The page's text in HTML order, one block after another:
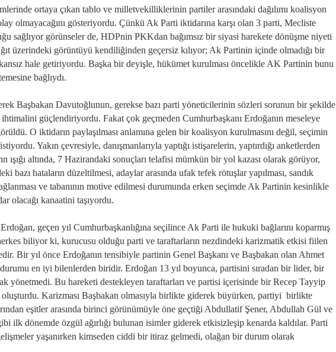
ortaya çıkan tablo ve milletvekilliklerinin partiler arasındaki dağılımı koalisyon
olmayacağını gösteriyordu. Çünkü Ak Parti iktidarına karşı olan 3 parti, Mecliste
sağlıyor görünseler de, HDPnin PKKdan bağımsız bir siyasi harekete dönüşme niyeti
üzerindeki görüntüyü kendiliğinden geçersiz kılıyor; Ak Partinin içinde olmadığı bir
hale getiriyordu. Başka bir deyişle, hükümet kurulması öncelikle AK Partinin bunu
bağlıydı.
Başbakan Davutoğlunun, gerekse bazı parti yöneticilerinin sözleri sorunun bir şekilde
güçlendiriyordu. Fakat çok geçmeden Cumhurbaşkanı Erdoğanın meseleye
O iktidarın paylaşılması anlamına gelen bir koalisyon kurulmasını değil, seçimin
Yakın çevresiyle, danışmanlarıyla yaptığı istişarelerin, yaptırdığı anketlerden
ışığı altında, 7 Hazirandaki sonuçları telafisi mümkün bir yol kazası olarak görüyor,
bazı hataların düzeltilmesi, adaylar arasında ufak tefek rötuşlar yapılması, sandık
ve tabanının motive edilmesi durumunda erken seçimde Ak Partinin kesinlikle
olacağı kanaatini taşıyordu.
geçen yıl Cumhurbaşkanlığına seçilince Ak Parti ile hukuki bağlarını koparmış
biliyor ki, kurucusu olduğu parti ve taraftarların nezdindeki karizmatik etkisi fiilen
Bir yıl önce Erdoğanın tensibiyle partinin Genel Başkanı ve Başbakan olan Ahmet
en iyi bilenlerden biridir. Erdoğan 13 yıl boyunca, partisini sıradan bir lider, bir
yönetmedi. Bu hareketi destekleyen taraftarları ve partisi içerisinde bir Recep Tayyip
oluşturdu. Karizması Başbakan olmasıyla birlikte giderek büyürken, partiyi birlikte
eşitler arasında birinci görünümüyle öne geçtiği Abdullatif Şener, Abdullah Gül ve
ilk dönemde özgül ağırlığı bulunan isimler giderek etkisizleşip kenarda kaldılar. Parti
yaşanırken kimseden ciddi bir itiraz gelmedi, olağan bir durum olarak